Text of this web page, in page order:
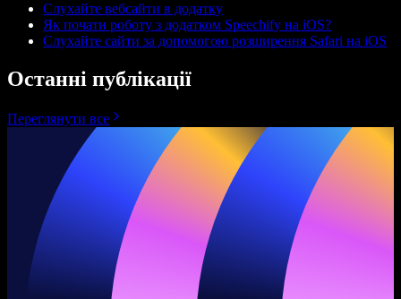
Слухайте вебсайти в додатку
Як почати роботу з додатком Speechify на iOS?
Слухайте сайти за допомогою розширення Safari на iOS
Останні публікації
Переглянути все